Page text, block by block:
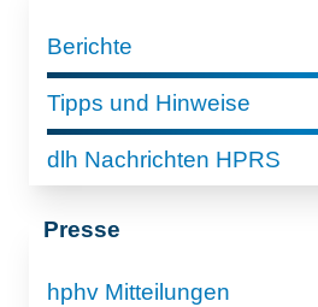
Berichte
Tipps und Hinweise
dlh Nachrichten HPRS
Presse
hphv Mitteilungen